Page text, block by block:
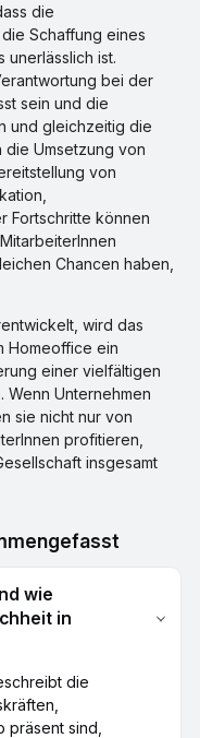
die
Schaffung eines
unerlässlich ist.
bei der
sein und die
und gleichzeitig die
die Umsetzung von
von
Fortschritte können
Chancen haben,
wird das
Homeoffice ein
einer vielfältigen
Unternehmen
sie nicht nur von
profitieren,
insgesamt
wie
in
die
präsent sind,